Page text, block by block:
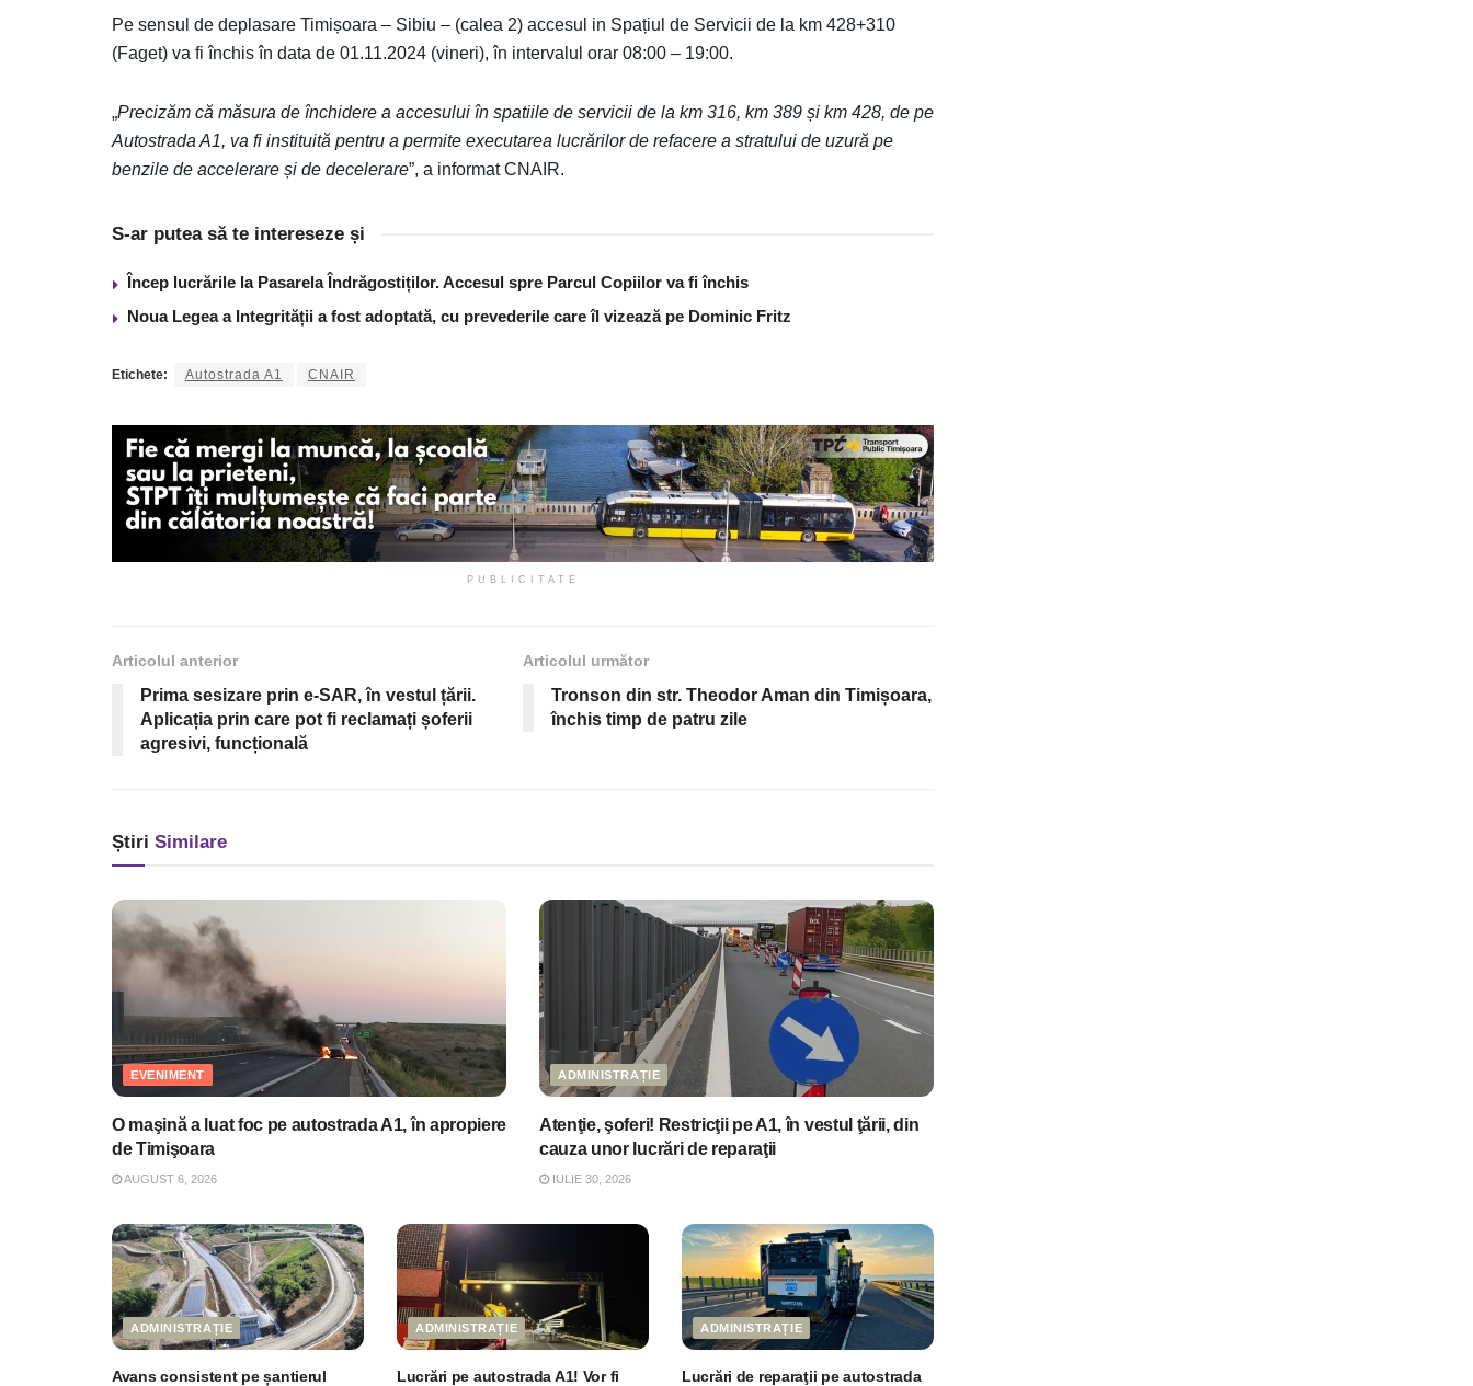
Pe sensul de deplasare Timișoara – Sibiu – (calea 2) accesul in Spațiul de Servicii de la km 428+310
(Faget) va fi închis în data de 01.11.2024 (vineri), în intervalul orar 08:00 – 19:00.
„Precizăm că măsura de închidere a accesului în spatiile de servicii de la km 316, km 389 și km 428, de pe
Autostrada A1, va fi instituită pentru a permite executarea lucrărilor de refacere a stratului de uzură pe
benzile de accelerare și de decelerare”, a informat CNAIR.
S-ar putea să te intereseze și
Încep lucrările la Pasarela Îndrăgostiților. Accesul spre Parcul Copiilor va fi închis
Noua Legea a Integrității a fost adoptată, cu prevederile care îl vizează pe Dominic Fritz
Etichete: Autostrada A1 CNAIR
PUBLICITATE
Articolul anterior
Prima sesizare prin e-SAR, în vestul țării.
Aplicația prin care pot fi reclamați șoferii
agresivi, funcțională
Articolul următor
Tronson din str. Theodor Aman din Timișoara,
închis timp de patru zile
Știri Similare
EVENIMENT
O maşină a luat foc pe autostrada A1, în apropiere
de Timişoara
AUGUST 6, 2026
ADMINISTRAȚIE
Atenţie, şoferi! Restricţii pe A1, în vestul ţării, din
cauza unor lucrări de reparaţii
IULIE 30, 2026
ADMINISTRAȚIE
Avans consistent pe șantierul
ADMINISTRAȚIE
Lucrări pe autostrada A1! Vor fi
ADMINISTRAȚIE
Lucrări de reparaţii pe autostrada